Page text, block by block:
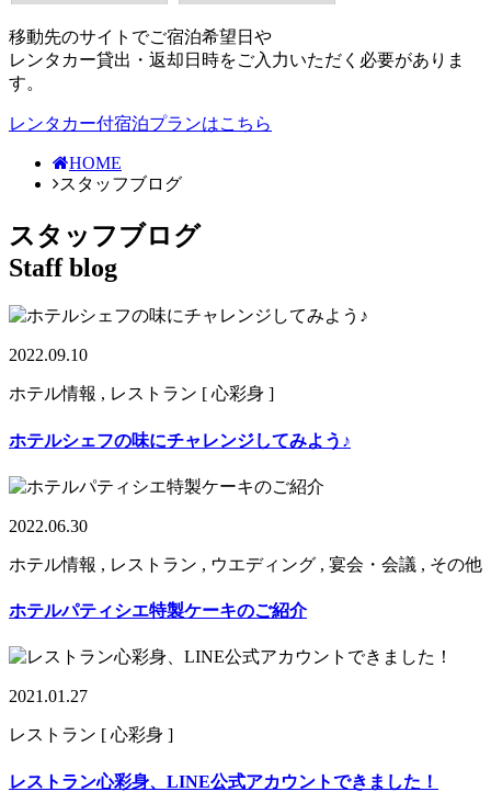
移動先のサイトでご宿泊希望日や
レンタカー貸出・返却日時をご入力いただく必要がありま
す。
レンタカー付宿泊プランはこちら
HOME
スタッフブログ
スタッフブログ
Staff blog
2022.09.10
ホテル情報 , レストラン [ 心彩身 ]
ホテルシェフの味にチャレンジしてみよう♪
2022.06.30
ホテル情報 , レストラン , ウエディング , 宴会・会議 , その他
ホテルパティシエ特製ケーキのご紹介
2021.01.27
レストラン [ 心彩身 ]
レストラン心彩身、LINE公式アカウントできました！